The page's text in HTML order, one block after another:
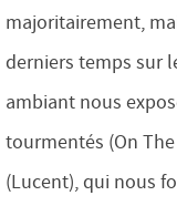
majoritairement,
derniers temps sur
ambiant nous
tourmentés (On
(Lucent), qui nous